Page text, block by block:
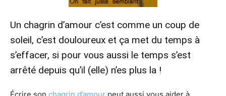
Un chagrin d’amour c’est comme un coup de
soleil, c’est douloureux et ça met du temps à
s’effacer, si pour vous aussi le temps s’est
arrêté depuis qu’il (elle) n’es plus la !